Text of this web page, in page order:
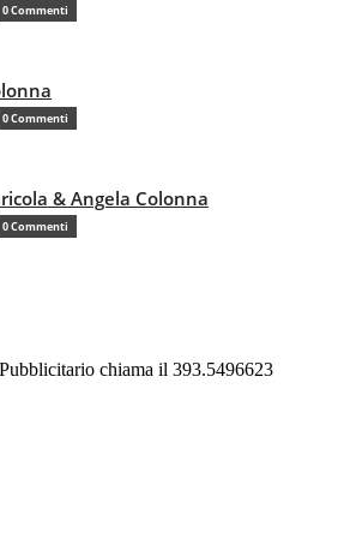
0 Commenti
0 Commenti
& Angela Colonna
0 Commenti
chiama il 393.5496623